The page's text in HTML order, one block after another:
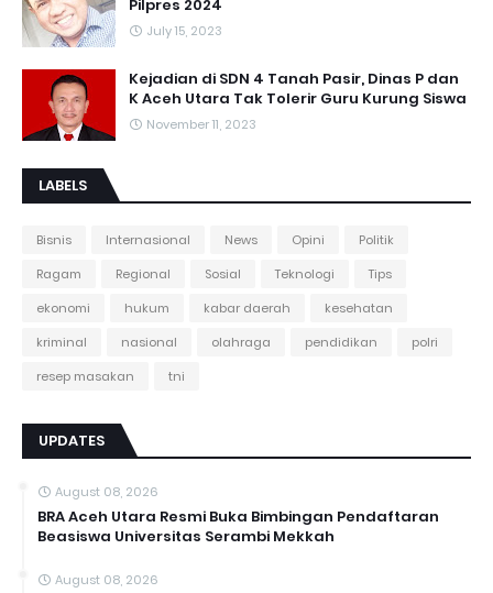
Pilpres 2024
July 15, 2023
Kejadian di SDN 4 Tanah Pasir, Dinas P dan
K Aceh Utara Tak Tolerir Guru Kurung Siswa
November 11, 2023
LABELS
Bisnis Internasional News Opini
Politik
Ragam
Regional Sosial Teknologi
Tips
ekonomi
hukum kabar daerah
kesehatan
kriminal
nasional olahraga pendidikan
polri
resep masakan
tni
UPDATES
August 08, 2026
BRA Aceh Utara Resmi Buka Bimbingan Pendaftaran
Beasiswa Universitas Serambi Mekkah
August 08, 2026